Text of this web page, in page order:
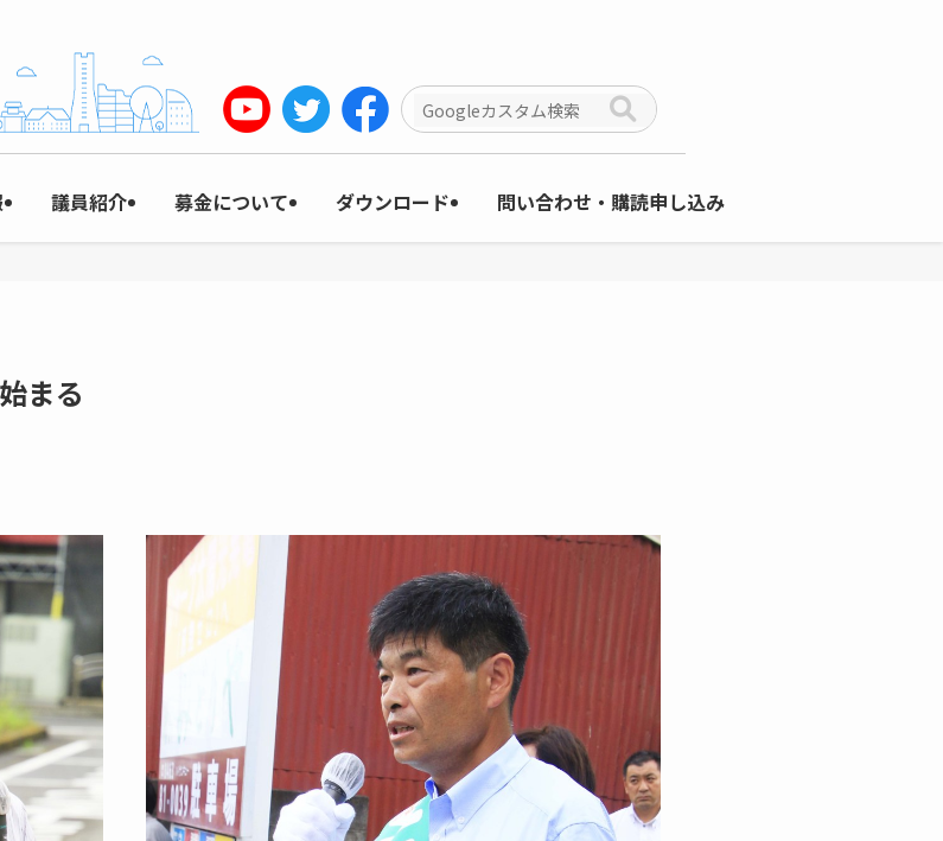
議員紹介 募金について ダウンロード 問い合わせ・購読申し込み
まる